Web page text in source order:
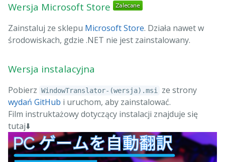
Wersja Microsoft Store
Zainstaluj ze sklepu Microsoft Store. Działa nawet w
środowiskach, gdzie .NET nie jest zainstalowany.
Wersja instalacyjna
Pobierz WindowTranslator-(wersja).msi ze strony
wydań GitHub i uruchom, aby zainstalować.
Film instruktażowy dotyczący instalacji znajduje się
tutaj⬇️